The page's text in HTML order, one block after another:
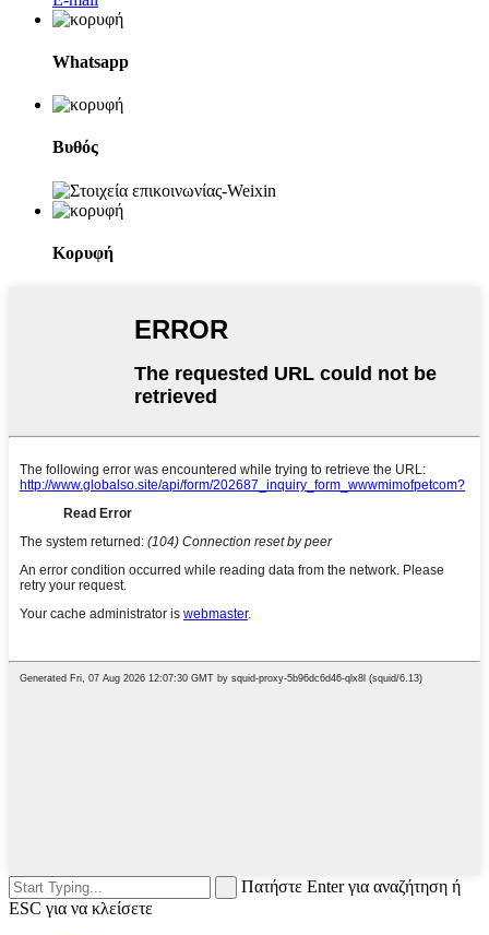
Whatsapp
Βυθός
Κορυφή
Πατήστε Enter για αναζήτηση ή
ESC για να κλείσετε